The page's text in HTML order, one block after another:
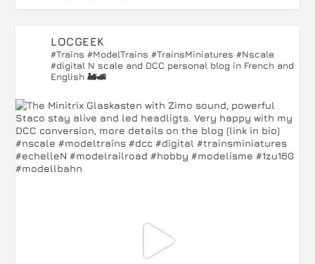
LOCGEEK
#Trains #ModelTrains #TrainsMiniatures #Nscale
#digital N scale and DCC personal blog in French and
English 🚂🚅